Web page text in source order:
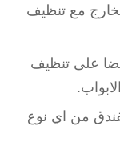
مع تنظيف
على تنظيف
من اي نوع